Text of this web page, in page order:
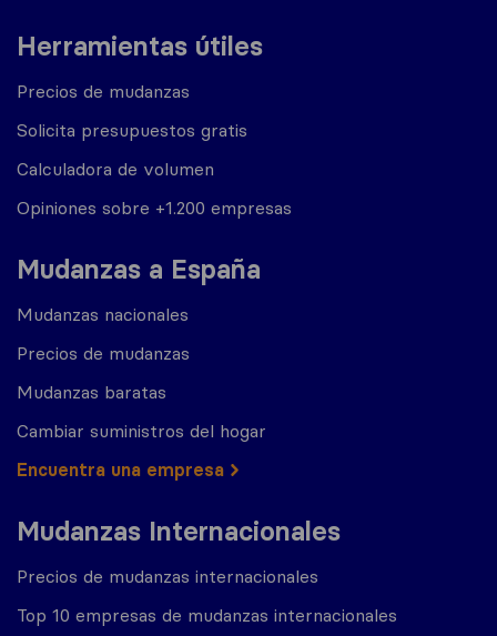
Herramientas útiles
Precios de mudanzas
Solicita presupuestos gratis
Calculadora de volumen
Opiniones sobre +1.200 empresas
Mudanzas a España
Mudanzas nacionales
Precios de mudanzas
Mudanzas baratas
Cambiar suministros del hogar
Encuentra una empresa
Mudanzas Internacionales
Precios de mudanzas internacionales
Top 10 empresas de mudanzas internacionales